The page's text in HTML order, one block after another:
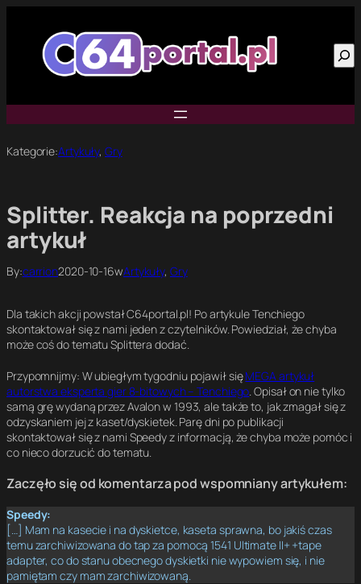
treści
Kategorie:Artykuły, Gry
Splitter. Reakcja na poprzedni
artykuł
By:carrion2020-10-16wArtykuły, Gry
Dla takich akcji powstał C64portal.pl! Po artykule Tenchiego
skontaktował się z nami jeden z czytelników. Powiedział, że chyba
może coś do tematu Splittera dodać.
Przypomnijmy: W ubiegłym tygodniu pojawił sięMEGA artykuł
autorstwa eksperta gier 8-bitowych – Tenchiego. Opisał on nie tylko
samą grę wydaną przez Avalon w 1993, ale także to, jak zmagał się z
odzyskaniem jej z kaset/dyskietek. Parę dni po publikacji
skontaktował się z nami Speedy z informacją, że chyba może pomóc i
co nieco dorzucić do tematu.
Zaczęło się od komentarza pod wspomniany artykułem:
Speedy:
[…] Mam na kasecie i na dyskietce, kaseta sprawna, bo jakiś czas
temu zarchiwizowana do tap za pomocą 1541 Ultimate II+ +tape
adapter, co do stanu obecnego dyskietki nie wypowiem się, i nie
pamiętam czy mam zarchiwizowaną.